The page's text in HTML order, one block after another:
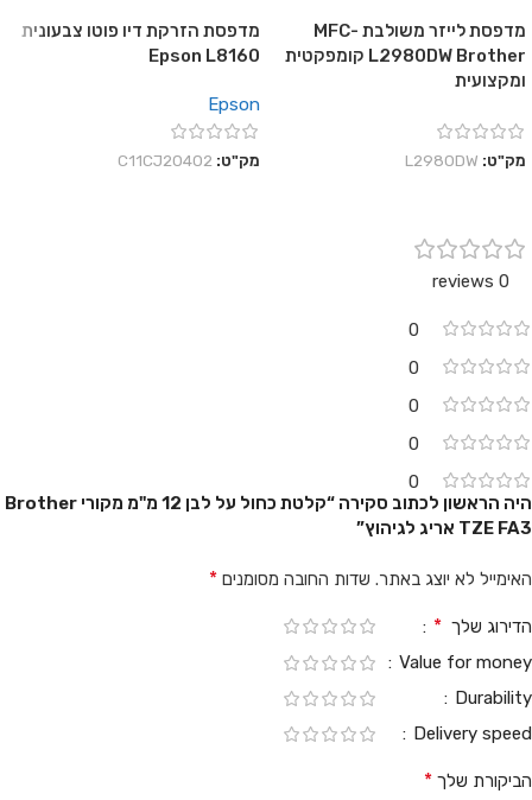
מדפסת לייזר משולבת MFC-
L2980DW Brother קומפקטית
ומקצועית
מק"ט: L2980DW
מדפסת הזרקת דיו פוטו צבעונית
Epson L8160
Epson
מק"ט: C11CJ20402
0 reviews
0
0
0
0
0
היה הראשון לכתוב סקירה “קלטת כחול על לבן 12 מ"מ מקורי Brother
TZE FA3 אריג לגיהוץ”
האימייל לא יוצג באתר. שדות החובה מסומנים *
הדירוג שלך *
Value for money
Durability
Delivery speed
הביקורת שלך *